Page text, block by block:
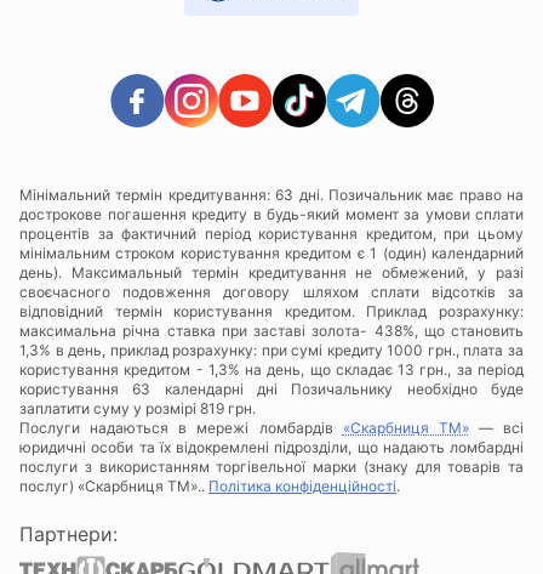
Мінімальний термін кредитування: 63 дні. Позичальник має право на
дострокове погашення кредиту в будь-який момент за умови сплати
процентів за фактичний період користування кредитом, при цьому
мінімальним строком користування кредитом є 1 (один) календарний
день). Максимальный термін кредитування не обмежений, у разі
своєчасного подовження договору шляхом сплати відсотків за
відповідний термін користування кредитом. Приклад розрахунку:
максимальна річна ставка при заставі золота- 438%, що становить
1,3% в день, приклад розрахунку: при сумі кредиту 1000 грн., плата за
користування кредитом - 1,3% на день, що складає 13 грн., за період
користування 63 календарні дні Позичальнику необхідно буде
заплатити суму у розмірі 819 грн.
Послуги надаються в мережі ломбардів «Скарбниця ТМ»— всі
юридичні особи та їх відокремлені підрозділи, що надають ломбардні
послуги з використанням торгівельної марки (знаку для товарів та
послуг) «Скарбниця ТМ».. Політика конфіденційності.
Партнери: